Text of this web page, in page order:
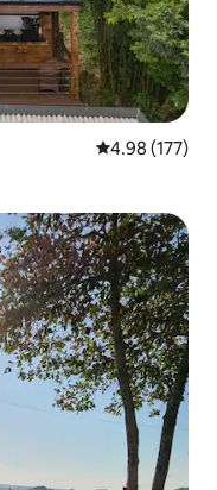
Calificación
4.98 (177)